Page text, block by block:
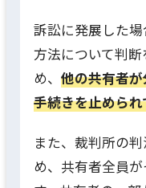
訴訟に発展した
方法について判
め、 他の共有者
手続きを止めら
また、裁判所の
め、共有者全員